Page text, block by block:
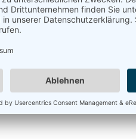
4*S Mountain Resortin
komfortablen Zimmern und
Ideal für Digital